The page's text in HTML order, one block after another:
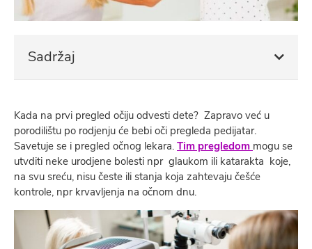
Sadržaj
Kada na prvi pregled očiju odvesti dete? Zapravo već u
porodilištu po rodjenju će bebi oči pregleda pedijatar.
Savetuje se i pregled očnog lekara. Tim pregledom mogu se
utvditi neke urodjene bolesti npr glaukom ili katarakta koje,
na svu sreću, nisu česte ili stanja koja zahtevaju češće
kontrole, npr krvavljenja na očnom dnu.